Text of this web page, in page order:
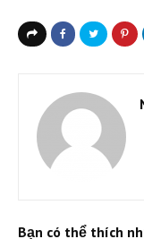
Bạn có thể thích